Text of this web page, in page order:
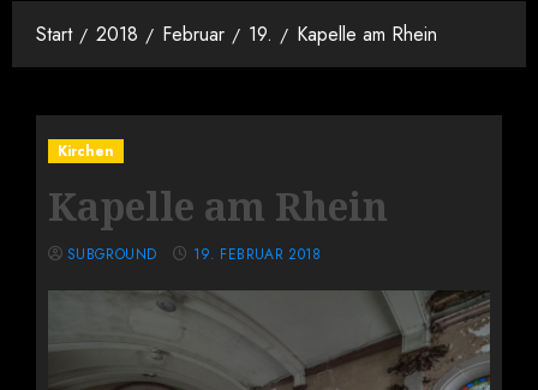
Start 2018 Februar 19. Kapelle am Rhein
Kirchen
Kapelle am Rhein
SUBGROUND 19. FEBRUAR 2018